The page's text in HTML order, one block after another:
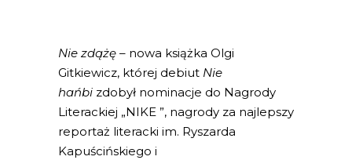
Nie zdążę – nowa książka Olgi
Gitkiewicz, której debiut Nie
hańbi zdobył nominacje do Nagrody
Literackiej „NIKE ”, nagrody za najlepszy
reportaż literacki im. Ryszarda
Kapuścińskiego i